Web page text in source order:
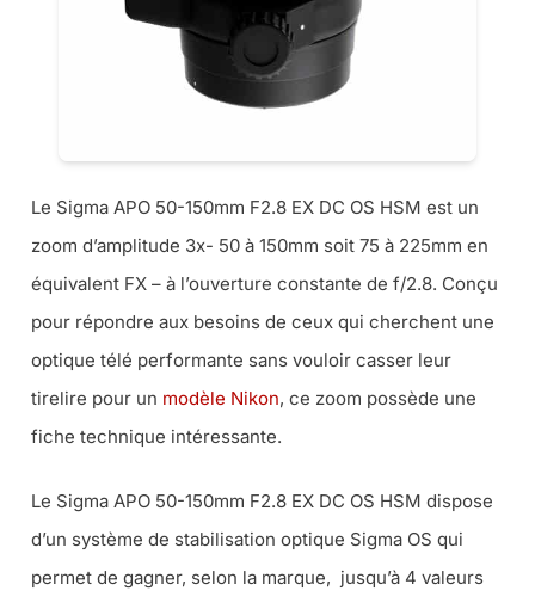
Le Sigma APO 50-150mm F2.8 EX DC OS HSM est un
zoom d’amplitude 3x- 50 à 150mm soit 75 à 225mm en
équivalent FX – à l’ouverture constante de f/2.8. Conçu
pour répondre aux besoins de ceux qui cherchent une
optique télé performante sans vouloir casser leur
tirelire pour un modèle Nikon, ce zoom possède une
fiche technique intéressante.
Le Sigma APO 50-150mm F2.8 EX DC OS HSM dispose
d’un système de stabilisation optique Sigma OS qui
permet de gagner, selon la marque, jusqu’à 4 valeurs